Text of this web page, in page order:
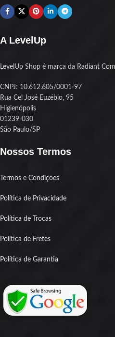
A LevelUp
LevelUp Shop é marca da Radiant
CNPJ: 10.612.605/0001-97
Rua Cel José Euzébio, 95
Higienópolis
01239-030
São Paulo/SP
Nossos Termos
Termos e Condições
Política de Privacidade
Política de Trocas
Política de Fretes
Política de Garantia